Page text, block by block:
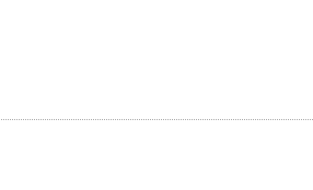
れる「一流の仕事術」(28)
東川鷹年の「中小企業
業績アップにつながる
ワ
必
眼
社